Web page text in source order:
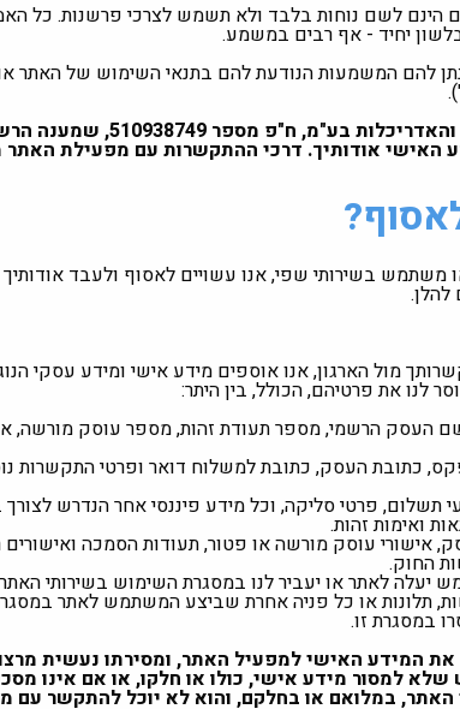
הינם לשם נוחות בלבד ולא תשמש לצרכי פרשנות. כל
יחיד - אף רבים במשמע.
להם המשמעות הנודעת להם בתנאי השימוש של האתר
מפעילת האתר, שפי סוכנות ביטוח לענפי ההנדסה
השליטה במידע האישי אודותיך. דרכי ההתקשרות עם מפעילת
משתמש בשירותי שפי, אנו עשויים לאסוף ולעבד אודותיך
להלן.
מול הארגון, אנו אוספים מידע אישי ומידע עסקי
לנו את פרטיהם, הכולל, בין היתר:
העסק הרשמי, מספר תעודת זהות, מספר עוסק מורשה,
כתובת העסק, כתובת למשלוח דואר ופרטי התקשרות
פרטי סליקה, וכל מידע פיננסי אחר הנדרש
ואימות זהות.
אישורי עוסק מורשה או פטור, תעודות הסמכה ואישורים
החוק.
יעלה לאתר או יעביר לנו במסגרת השימוש בשירותי
תלונות או כל פניה אחרת שביצע המשתמש לאתר
במסגרת זו.
המידע האישי למפעיל האתר, ומסירתו נעשית
למסור מידע אישי, כולו או חלקו, או אם אינו
האתר, במלואם או בחלקם, והוא לא יוכל להתקשר עם